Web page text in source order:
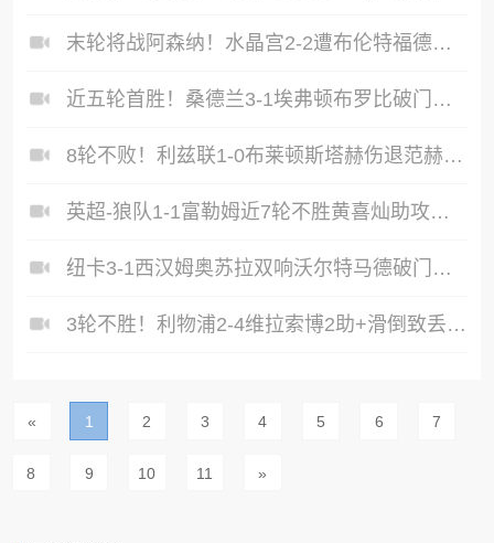
末轮将战阿森纳！水晶宫2-2遭布伦特福德绝平水晶宫6轮不胜
近五轮首胜！桑德兰3-1埃弗顿布罗比破门勒费建功太妃糖六轮不胜
8轮不败！利兹联1-0布莱顿斯塔赫伤退范赫克超级失误勒温献绝杀
英超-狼队1-1富勒姆近7轮不胜黄喜灿助攻马内破门罗宾逊点射扳平
纽卡3-1西汉姆奥苏拉双响沃尔特马德破门铁锤帮先赛落后热刺2分
3轮不胜！利物浦2-4维拉索博2助+滑倒致丢球维拉锁定前五
« 1 2 3 4 5 6 7
8 9 10 11 »